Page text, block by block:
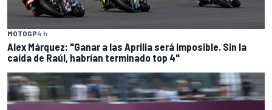
MOTOGP4 h
Alex Márquez: "Ganar a las Aprilia será imposible. Sin la
caída de Raúl, habrían terminado top 4"